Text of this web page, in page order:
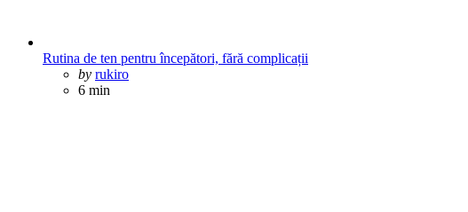
Rutina de ten pentru începători, fără complicații
Posted
by rukiro
6 min